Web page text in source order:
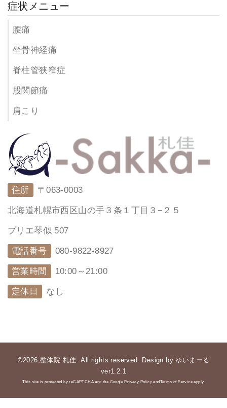
症状メニュー
腰痛
坐骨神経痛
脊柱管狭窄症
股関節痛
肩こり
住所 〒063-0003
北海道札幌市西区山の手３条１丁目３−２５
プリエ琴似 507
電話番号 080-9822-8927
営業時間 10:00～21:00
定休日 なし
©2026,整体院 札佳. All rights reserved. Design by ゆいまーる
ver1.2.1
This site is protected by reCAPTCHA and the Google Privacy Policy andTerms of Service apply.